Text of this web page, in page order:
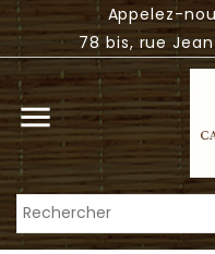
Appelez-
78 bis, rue
